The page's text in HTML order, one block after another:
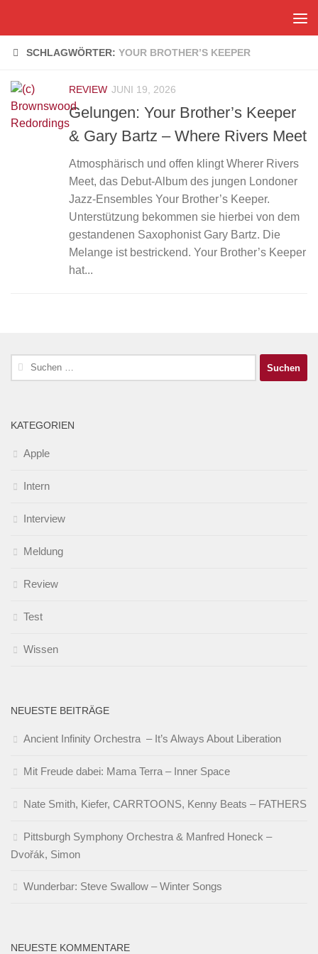
SCHLAGWÖRTER: YOUR BROTHER’S KEEPER
REVIEW JUNI 19, 2026
Gelungen: Your Brother’s Keeper
& Gary Bartz – Where Rivers Meet
Atmosphärisch und offen klingt Wherer Rivers
Meet, das Debut-Album des jungen Londoner
Jazz-Ensembles Your Brother’s Keeper.
Unterstützung bekommen sie hierbei von dem
gestandenen Saxophonist Gary Bartz. Die
Melange ist bestrickend. Your Brother’s Keeper
hat...
Suchen
nach:
KATEGORIEN
Apple
Intern
Interview
Meldung
Review
Test
Wissen
NEUESTE BEITRÄGE
Ancient Infinity Orchestra – It’s Always About Liberation
Mit Freude dabei: Mama Terra – Inner Space
Nate Smith, Kiefer, CARRTOONS, Kenny Beats – FATHERS
Pittsburgh Symphony Orchestra & Manfred Honeck –
Dvořák, Simon
Wunderbar: Steve Swallow – Winter Songs
NEUESTE KOMMENTARE